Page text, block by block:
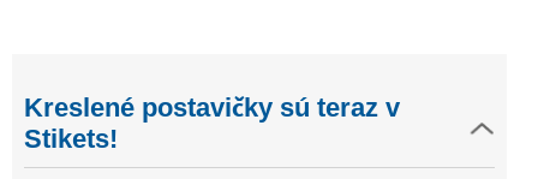
Kreslené postavičky sú teraz v
Stikets!